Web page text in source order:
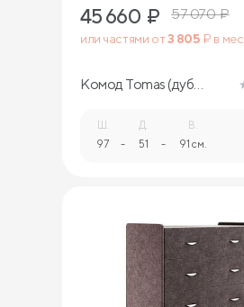
45 660 ₽ 57 070₽
или частями от3 805 ₽ в мес.
Комод Tomas (дуб
Ш.
97 -
Д.
51 -
В.
91 см.